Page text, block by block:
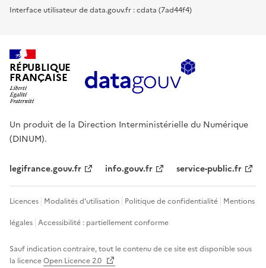
Interface utilisateur de data.gouv.fr : cdata (7ad44f4)
RÉPUBLIQUE
FRANÇAISE
Un produit de la Direction Interministérielle du Numérique
(DINUM).
legifrance.gouv.fr info.gouv.fr service-public.fr
Licences Modalités d'utilisation Politique de confidentialité Mentions
légales Accessibilité : partiellement conforme
Sauf indication contraire, tout le contenu de ce site est disponible sous
la licenceOpen Licence 2.0